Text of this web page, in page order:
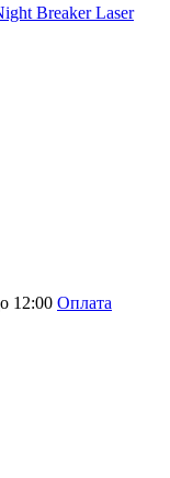
12:00 Оплата